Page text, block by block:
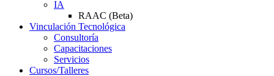
IA
RAAC (Beta)
Vinculación Tecnológica
Consultoría
Capacitaciones
Servicios
Cursos/Talleres